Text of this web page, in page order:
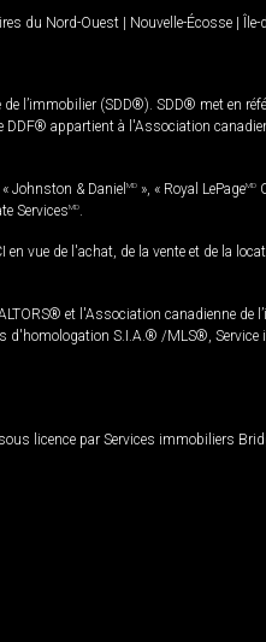
du Nord-Ouest | Nouvelle-Écosse | Île-
l’immobilier (SDD®). SDD® met en
appartient à l'Association
Johnston & Daniel MD », « Royal LePageMD
ServicesMD
vue de l'achat, de la vente et de la
et l'Association canadienne de
d'homologation S.I.A.® /MLS®,
licence par Services immobiliers